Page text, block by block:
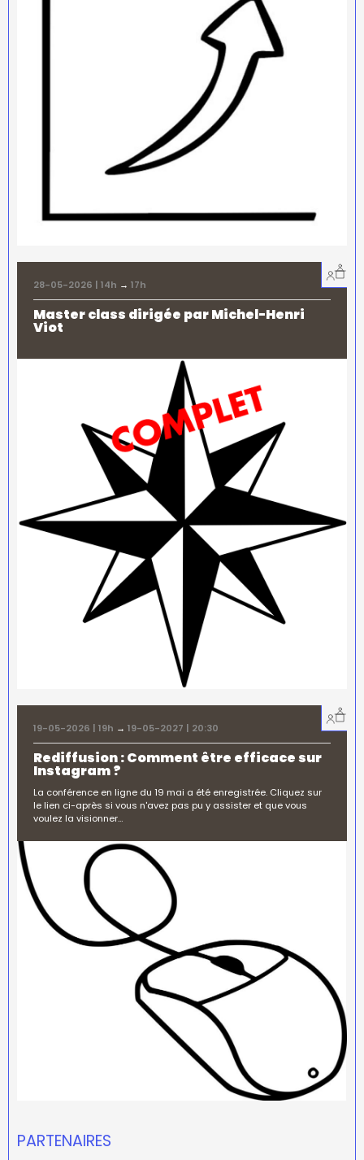
28-05-2026 | 14h → 17h
Master class dirigée par Michel-Henri
Viot
19-05-2026 | 19h → 19-05-2027 | 20:30
Rediffusion : Comment être efficace sur
Instagram ?
La conférence en ligne du 19 mai a été enregistrée. Cliquez sur
le lien ci-après si vous n'avez pas pu y assister et que vous
voulez la visionner…
PARTENAIRES